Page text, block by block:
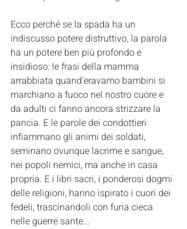
Ecco perché se la spada ha un
indiscusso potere distruttivo, la parola
ha un potere ben più profondo e
insidioso: le frasi della mamma
arrabbiata quand'eravamo bambini si
marchiano a fuoco nel nostro cuore e
da adulti ci fanno ancora strizzare la
pancia. E le parole dei condottieri
infiammano gli animi dei soldati,
seminano ovunque lacrime e sangue,
nei popoli nemici, ma anche in casa
propria. E i libri sacri, i ponderosi dogmi
delle religioni, hanno ispirato i cuori dei
fedeli, trascinandoli con furia cieca
nelle guerre sante...